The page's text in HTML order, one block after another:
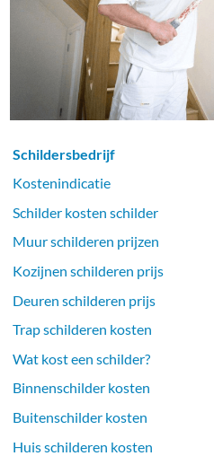
Schildersbedrijf
Kostenindicatie
Schilder kosten schilder
Muur schilderen prijzen
Kozijnen schilderen prijs
Deuren schilderen prijs
Trap schilderen kosten
Wat kost een schilder?
Binnenschilder kosten
Buitenschilder kosten
Huis schilderen kosten